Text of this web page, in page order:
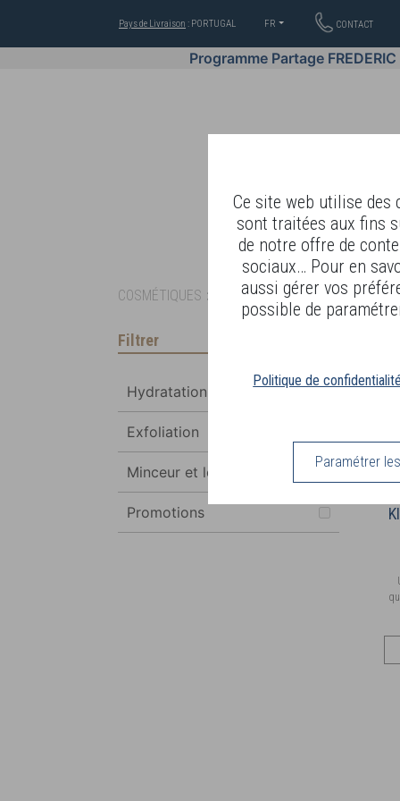
Ce site web utilise des
sont traitées aux fins
de notre offre de
sociaux… Pour en
aussi gérer vos
possible de
Politique de
Paramétrer
Pays de Livraison : PORTUGAL FR CONTACT
Programme Partage
OFFRES COSMÉTIQUES
COSMÉTIQUES > CORPS ET CHEVEUX>SOIN
Filtrer
Hydratation
Exfoliation
Minceur et légèreté
Promotions